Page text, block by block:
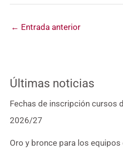
← Entrada anterior
Últimas noticias
Fechas de inscripción cursos
2026/27
Oro y bronce para los equipos